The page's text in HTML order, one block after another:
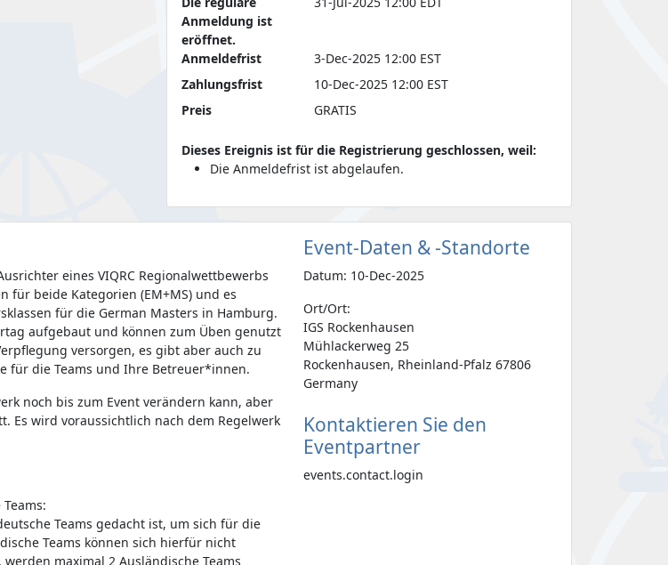
Anmeldung ist
eröffnet.
Anmeldefrist
3-Dec-2025 12:00 EST
Zahlungsfrist
10-Dec-2025 12:00 EST
Preis
GRATIS
Dieses Ereignis ist für die Registrierung geschlossen, weil:
Die Anmeldefrist ist abgelaufen.
eines VIQRC Regionalwettbewerbs
für beide Kategorien (EM+MS) und es
für die German Masters in Hamburg.
aufgebaut und können zum Üben genutzt
versorgen, es gibt aber auch zu
für die Teams und Ihre Betreuer*innen.
noch bis zum Event verändern kann, aber
Es wird voraussichtlich nach dem Regelwerk
Teams gedacht ist, um sich für die
Teams können sich hierfür nicht
maximal 2 Ausländische Teams
Event-Daten & -Standorte
Datum: 10-Dec-2025
Ort/Ort:
IGS Rockenhausen
Mühlackerweg 25
Rockenhausen, Rheinland-Pfalz 67806
Germany
Kontaktieren Sie den
Eventpartner
events.contact.login